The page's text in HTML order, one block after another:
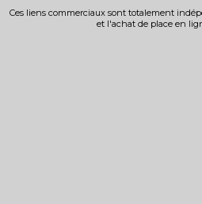
Ces liens commerciaux sont totalement
et l'achat de place en